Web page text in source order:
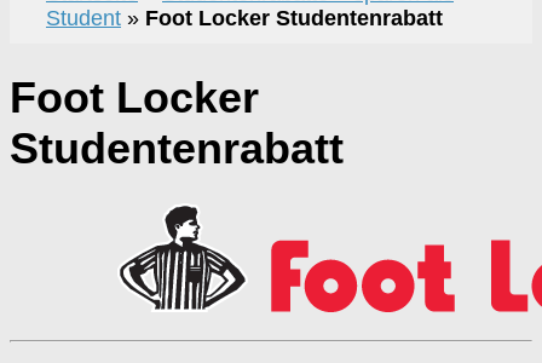
Student » Foot Locker Studentenrabatt
Foot Locker
Studentenrabatt